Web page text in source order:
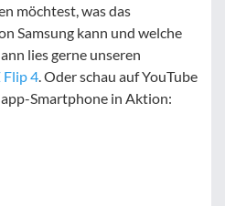
möchtest, was das
Samsung kann und welche
lies gerne unseren
Flip 4 . Oder schau auf YouTube
Smartphone in Aktion: